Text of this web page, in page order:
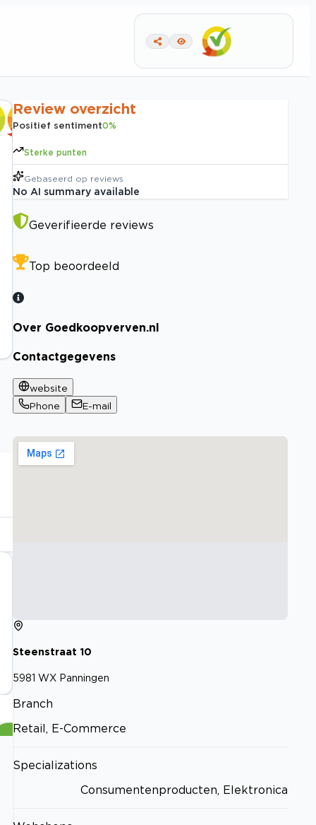
Review overzicht
Positief sentiment0%
Sterke punten
Gebaseerd op reviews
No AI summary available
Geverifieerde reviews
Top beoordeeld
Over Goedkoopverven.nl
Contactgegevens
website
Phone
E-mail
Steenstraat 10
5981 WX Panningen
Branch
Retail, E-Commerce
Specializations
Consumentenproducten, Elektronica